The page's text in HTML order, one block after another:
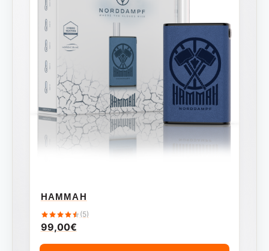
HAMMAH
(5)
99,00€